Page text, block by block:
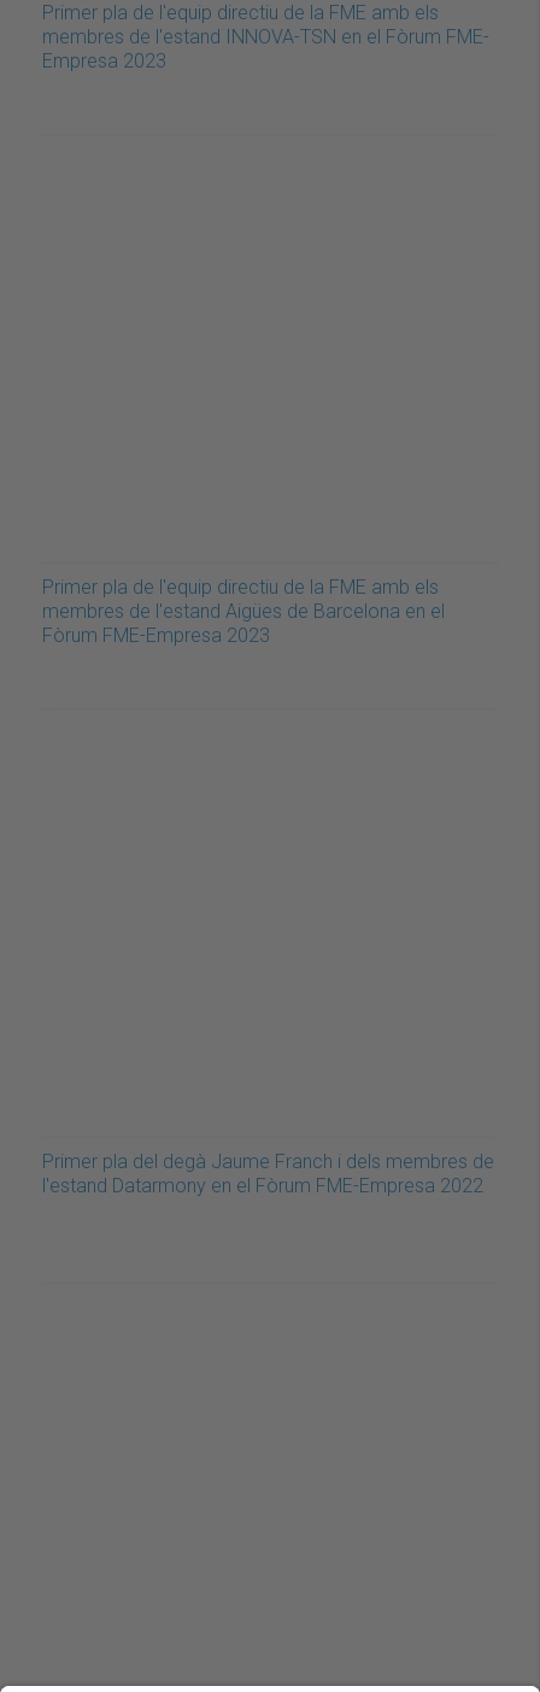
Primer pla de l'equip directiu de la FME amb els
membres de l'estand INNOVA-TSN en el Fòrum FME-
Empresa 2023
Primer pla de l'equip directiu de la FME amb els
membres de l'estand Aigües de Barcelona en el
Fòrum FME-Empresa 2023
Primer pla del degà Jaume Franch i dels membres de
l'estand Datarmony en el Fòrum FME-Empresa 2022